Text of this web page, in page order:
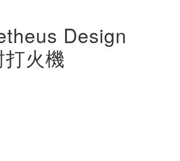
Design
火機